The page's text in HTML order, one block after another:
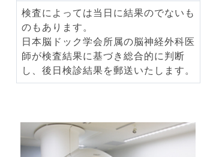
検査によっては当日に結果のでないも
のもあります。
日本脳ドック学会所属の脳神経外科医
師が検査結果に基づき総合的に判断
し、後日検診結果を郵送いたします。